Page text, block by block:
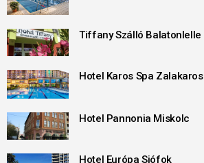
Tiffany Szálló Balatonlelle
Hotel Karos Spa Zalakaros
Hotel Pannonia Miskolc
Hotel Európa Siófok